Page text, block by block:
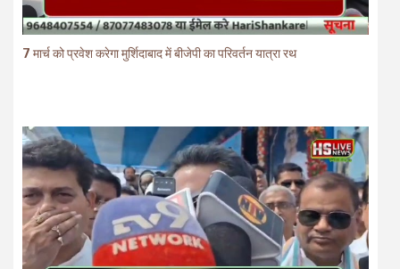
7 मार्च को प्रवेश करेगा मुर्शिदाबाद में बीजेपी का परिवर्तन यात्रा रथ